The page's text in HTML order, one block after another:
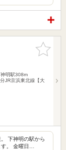
お気に入
りに追加
明駅308m
JR京浜東北線【大
下神明の駅から
。 金曜日…